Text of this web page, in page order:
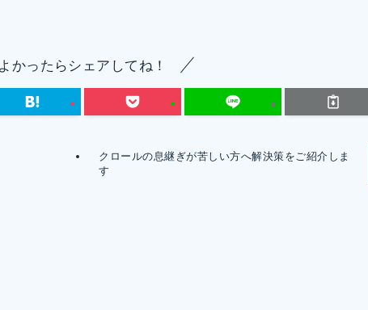
よかったらシェアしてね！
クロールの息継ぎが苦しい方へ解決策をご紹介しま
す